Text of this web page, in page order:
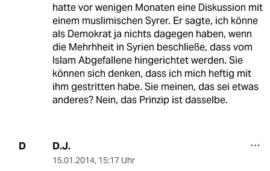
hatte vor wenigen Monaten eine Diskussion mit
einem muslimischen Syrer. Er sagte, ich könne
als Demokrat ja nichts dagegen haben, wenn
die Mehrhheit in Syrien beschließe, dass vom
Islam Abgefallene hingerichtet werden. Sie
können sich denken, dass ich mich heftig mit
ihm gestritten habe. Sie meinen, das sei etwas
anderes? Nein, das Prinzip ist dasselbe.
D D.J.
15.01.2014, 15:17 Uhr